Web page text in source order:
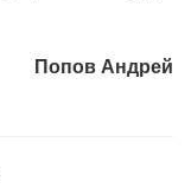
Попов Андрей